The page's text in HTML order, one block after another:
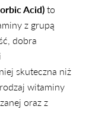
Acid) to
z grupą
dobra
skuteczna niż
witaminy
oraz z